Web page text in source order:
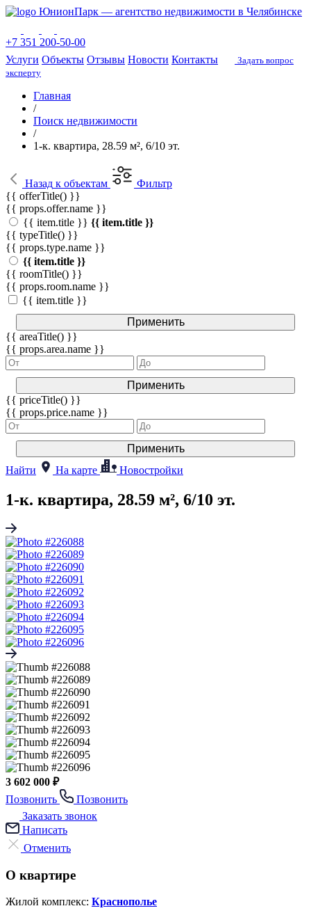
ЮнионПарк — агентство недвижимости в Челябинске
+7 351 200-50-00
Услуги Объекты Отзывы Новости Контакты
Задать вопрос
эксперту
Главная
/
Поиск недвижимости
/
1-к. квартира, 28.59 м², 6/10 эт.
Назад к объектам
Фильтр
{{ offerTitle() }}
{{ props.offer.name }}
{{ item.title }} {{ item.title }}
{{ typeTitle() }}
{{ props.type.name }}
{{ item.title }}
{{ roomTitle() }}
{{ props.room.name }}
{{ item.title }}
Применить
{{ areaTitle() }}
{{ props.area.name }}
Применить
{{ priceTitle() }}
{{ props.price.name }}
Применить
Найти
На карте Новостройки
1-к. квартира, 28.59 м², 6/10 эт.
3 602 000 ₽
Позвонить
Позвонить
Заказать звонок
Написать
Отменить
О квартире
Жилой комплекс: Краснополье